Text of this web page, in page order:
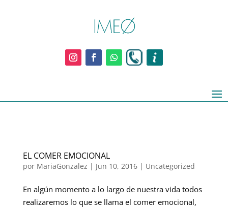
EL COMER EMOCIONAL
por MariaGonzalez | Jun 10, 2016| Uncategorized
En algún momento a lo largo de nuestra vida todos
realizaremos lo que se llama el comer emocional,